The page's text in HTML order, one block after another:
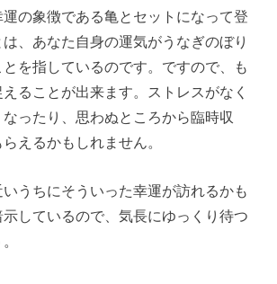
の象徴である亀とセットになって登
、あなた自身の運気がうなぎのぼり
を指しているのです。ですので、も
ることが出来ます。ストレスがなく
ったり、思わぬところから臨時収
えるかもしれません。
うちにそういった幸運が訪れるかも
しているので、気長にゆっくり待つ